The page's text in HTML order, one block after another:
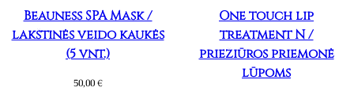
Beauness SPA Mask /
lakštinės veido kaukės
(5 vnt.)
50,00€
One touch lip
treatment N /
priežiūros priemonė
lūpoms